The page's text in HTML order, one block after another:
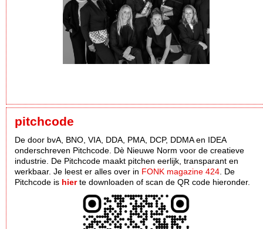
pitchcode
De door bvA, BNO, VIA, DDA, PMA, DCP, DDMA en IDEA
onderschreven Pitchcode. Dè Nieuwe Norm voor de creatieve
industrie. De Pitchcode maakt pitchen eerlijk, transparant en
werkbaar. Je leest er alles over in FONK magazine 424 . De
Pitchcode is hierte downloaden of scan de QR code hieronder.